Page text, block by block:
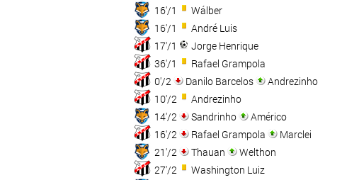
16'/1
Wálber
16'/1
André Luis
17'/1
Jorge Henrique
36'/1
Rafael Grampola
0'/2
Danilo Barcelos
Andrezinho
10'/2
Andrezinho
14'/2
Sandrinho
Américo
16'/2
Rafael Grampola
Marclei
21'/2
Thauan
Welthon
27'/2
Washington Luiz